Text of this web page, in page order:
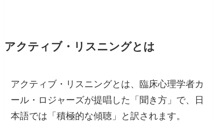
アクティブ・リスニングとは
アクティブ・リスニングとは、臨床心理学者カ
ール・ロジャーズが提唱した「聞き方」で、日
本語では「積極的な傾聴」と訳されます。